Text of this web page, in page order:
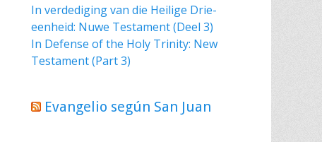
In verdediging van die Heilige Drie-
eenheid: Nuwe Testament (Deel 3)
In Defense of the Holy Trinity: New
Testament (Part 3)
Evangelio según San Juan